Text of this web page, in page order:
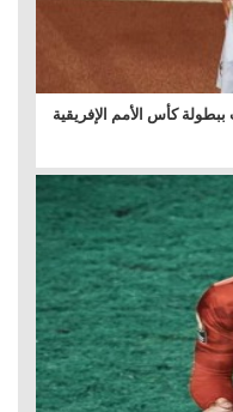
كأس الأمم الإفريقية